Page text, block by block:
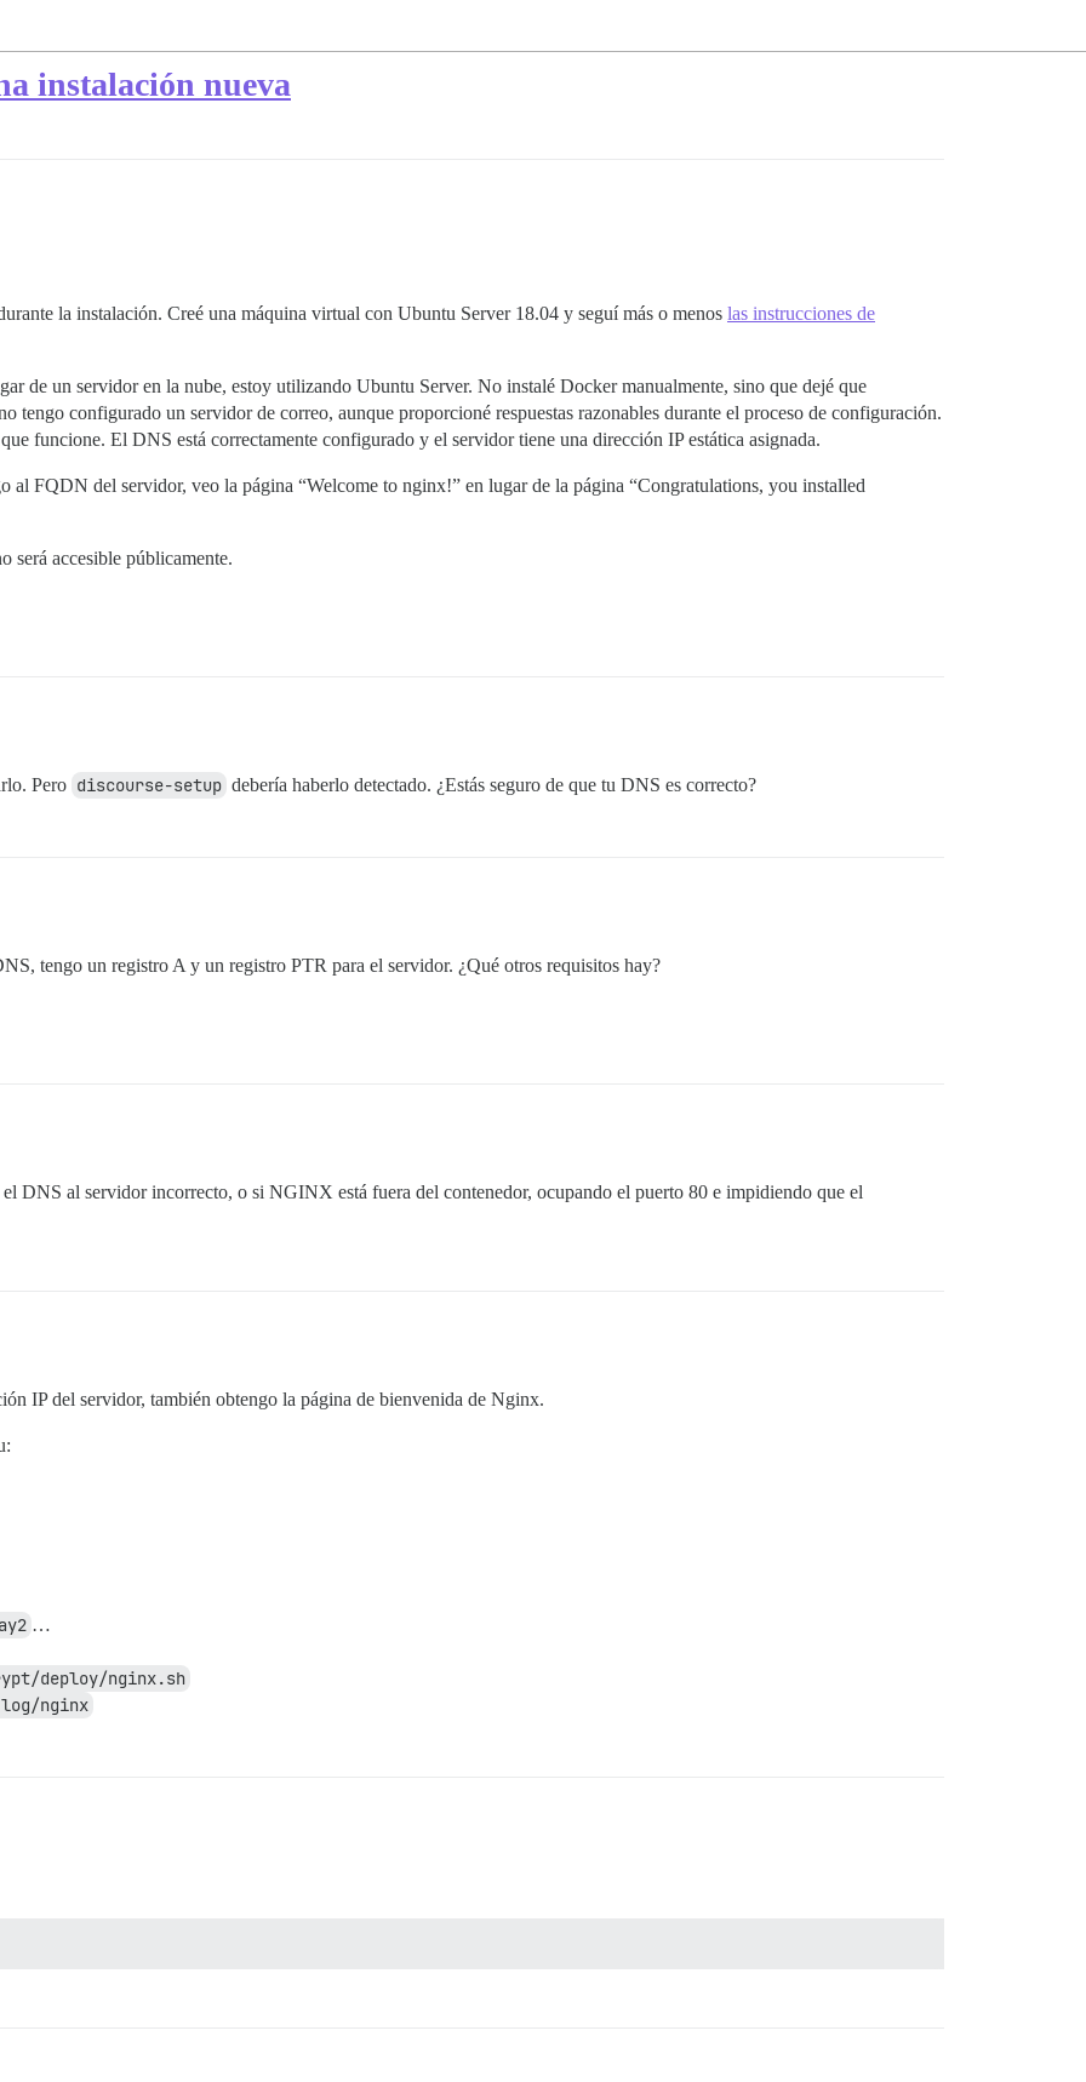
instalación nueva
la instalación. Creé una máquina virtual con Ubuntu Server 18.04 y seguí más o menos las instrucciones de
de un servidor en la nube, estoy utilizando Ubuntu Server. No instalé Docker manualmente, sino que dejé que
tengo configurado un servidor de correo, aunque proporcioné respuestas razonables durante el proceso de configuración.
funcione. El DNS está correctamente configurado y el servidor tiene una dirección IP estática asignada.
al FQDN del servidor, veo la página “Welcome to nginx!” en lugar de la página “Congratulations, you installed
será accesible públicamente.
Pero discourse-setup debería haberlo detectado. ¿Estás seguro de que tu DNS es correcto?
tengo un registro A y un registro PTR para el servidor. ¿Qué otros requisitos hay?
DNS al servidor incorrecto, o si NGINX está fuera del contenedor, ocupando el puerto 80 e impidiendo que el
IP del servidor, también obtengo la página de bienvenida de Nginx.
…
deploy/nginx.sh
nginx